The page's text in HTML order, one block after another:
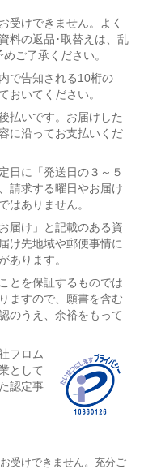
受けできません。よく
料の返品･取替えは、乱
ご了承ください。
で告知される10桁の
おいてください。
払いです。お届けした
に沿ってお支払いくだ
日に「発送日の３～５
請求する曜日やお届け
はありません。
届け」と記載のある資
け先地域や郵便事情に
あります。
とを保証するものでは
ますので、願書を含む
のうえ、余裕をもって
フロム
として
認定事
受けできません。充分ご